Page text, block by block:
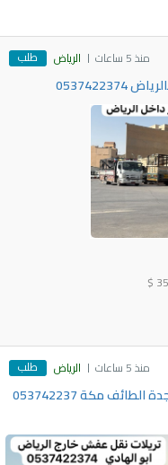
منذ 5 ساعات الرياض طلب
$
منذ 5 ساعات الرياض طلب
لوري تريلا طالعة من الرياض الي جدة الطائف مكة 053742237